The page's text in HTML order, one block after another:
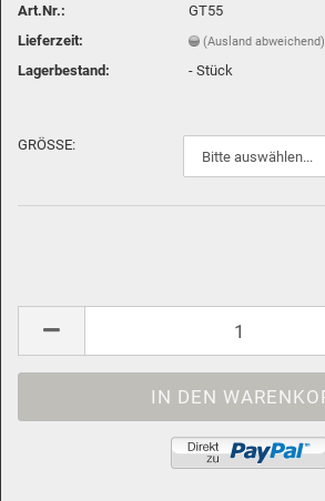
Art.Nr.:
GT55
Lieferzeit:
(Ausland abweichend)
Lagerbestand: -Stück
GRÖSSE: